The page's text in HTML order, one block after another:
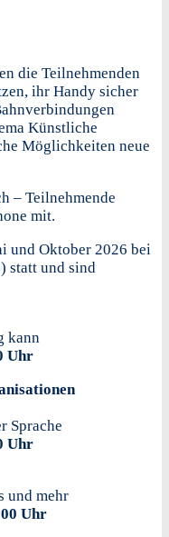
die Teilnehmenden
ihr Handy sicher
Künstliche
Möglichkeiten neue
– Teilnehmende
mit.
und Oktober 2026 bei
statt und sind
kann
Uhr
Sprache
Uhr
und mehr
Uhr